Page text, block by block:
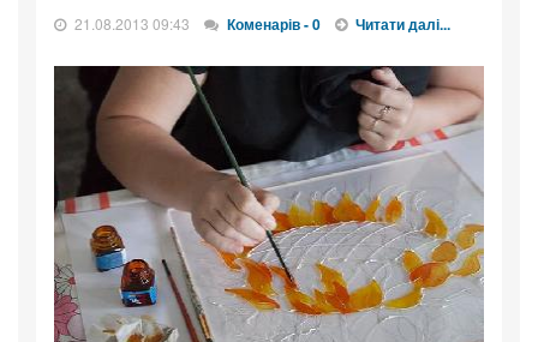
21.08.2013 09:43 Коменарів - 0 Читати далі...